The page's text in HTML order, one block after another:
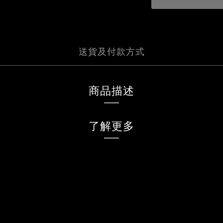
送貨及付款方式
商品描述
了解更多